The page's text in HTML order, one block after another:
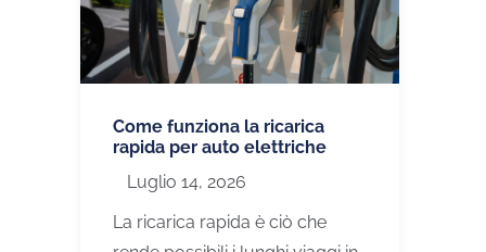
Come funziona la ricarica
rapida per auto elettriche
Luglio 14, 2026
La ricarica rapida è ciò che